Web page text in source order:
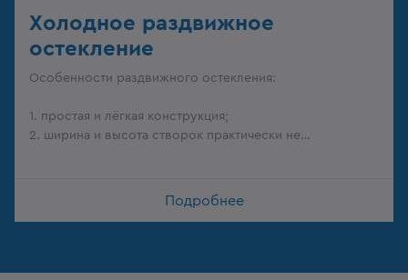
Холодное раздвижное
остекление
Особенности раздвижного остекления:
1. простая и лёгкая конструкция;
2. ширина и высота створок практически не
Подробнее